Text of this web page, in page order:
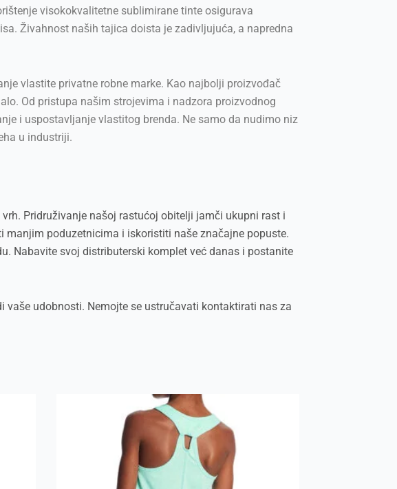
visokokvalitetne sublimirane tinte osigurava
Živahnost naših tajica doista je zadivljujuća, a napredna
vlastite privatne robne marke. Kao najbolji proizvođač
Od pristupa našim strojevima i nadzora proizvodnog
i uspostavljanje vlastitog brenda. Ne samo da nudimo niz
u industriji.
Pridruživanje našoj rastućoj obitelji jamči ukupni rast i
poduzetnicima i iskoristiti naše značajne popuste.
Nabavite svoj distributerski komplet već danas i postanite
udobnosti. Nemojte se ustručavati kontaktirati nas za